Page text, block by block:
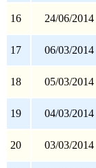
16 24/06/2014
17 06/03/2014
18 05/03/2014
19 04/03/2014
20 03/03/2014